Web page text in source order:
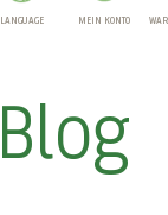
LANGUAGE MEIN KONTO
Blog